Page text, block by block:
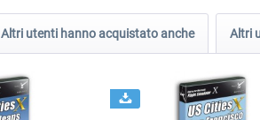
Altri utenti hanno acquistato anche Altri